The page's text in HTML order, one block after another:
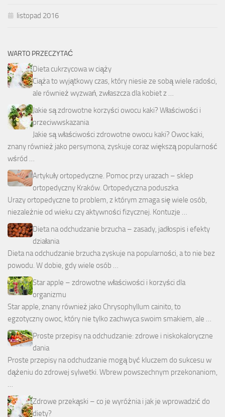
listopad 2016
WARTO PRZECZYTAĆ
Dieta cukrzycowa w ciąży
Ciąża to wyjątkowy czas, który niesie ze sobą wiele radości,
ale również wyzwań, zwłaszcza dla kobiet z …
Jakie są zdrowotne korzyści owocu kaki? Właściwości i
przeciwwskazania
Jakie są właściwości zdrowotne owocu kaki? Owoc kaki,
znany również jako persymona, zyskuje coraz większą popularność
wśród …
Artykuły ortopedyczne. Pomoc przy urazach – sklep
ortopedyczny Kraków. Ortopedyczna poduszka
Urazy ortopedyczne to problem, z którym zmaga się wiele osób,
niezależnie od wieku czy aktywności fizycznej. Kontuzje …
Dieta na odchudzanie brzucha – zasady, jadłospis i efekty
działania
Dieta na odchudzanie brzucha zyskuje na popularności, a to nie bez
powodu. W dobie, gdy wiele osób …
Star apple – zdrowotne właściwości i korzyści dla
organizmu
Star apple, znany również jako Chrysophyllum cainito, to
egzotyczny owoc, który nie tylko zachwyca swoim smakiem, ale …
Proste przepisy na odchudzanie: zdrowe i niskokaloryczne
dania
Proste przepisy na odchudzanie mogą być kluczem do sukcesu w
dążeniu do zdrowej sylwetki. Wbrew powszechnym przekonaniom,
…
Zdrowe przekąski – co je wyróżnia i jak je wprowadzić do
diety?